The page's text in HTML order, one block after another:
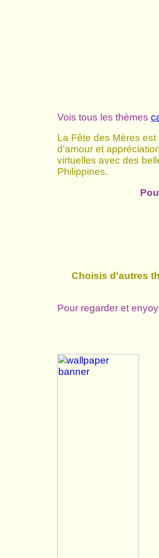
Vois tous les thèmes
La Fête des Mères
d'amour et
virtuelles avec des
Philippines.
Choisis d'autres
Pour regarder et